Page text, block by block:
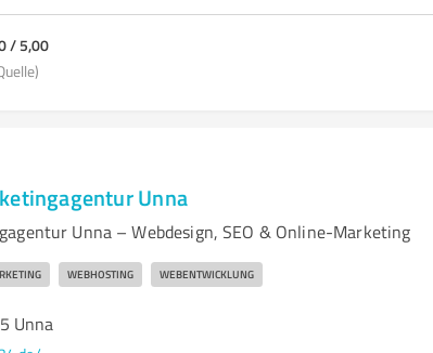
/ 5,00
Unna
Unna – Webdesign, SEO & Online-Marketing
WEBHOSTING WEBENTWICKLUNG
Unna